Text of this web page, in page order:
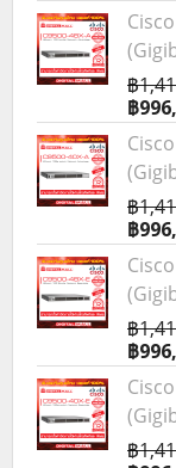
฿
฿
฿
฿
฿
฿
฿